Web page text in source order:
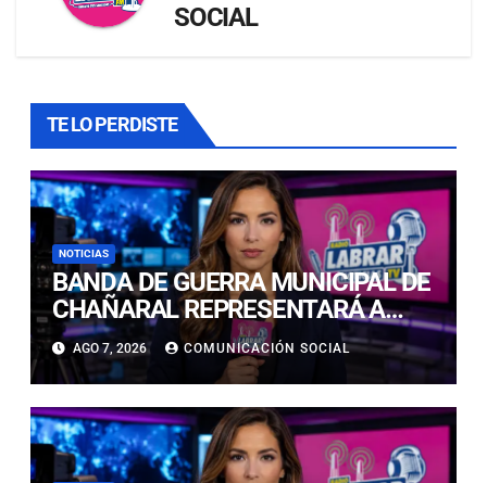
SOCIAL
TE LO PERDISTE
NOTICIAS
BANDA DE GUERRA MUNICIPAL DE
CHAÑARAL REPRESENTARÁ A
ATACAMA EN EL CAMPEONATO
NACIONAL ESCOLAR
AGO 7, 2026 COMUNICACIÓN SOCIAL